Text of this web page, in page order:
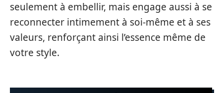
seulement à embellir, mais engage aussi à se
reconnecter intimement à soi-même et à ses
valeurs, renforçant ainsi l’essence même de
votre style.